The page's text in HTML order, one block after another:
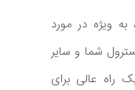
به ویژه در مورد
شما و سایر
راه عالی برای